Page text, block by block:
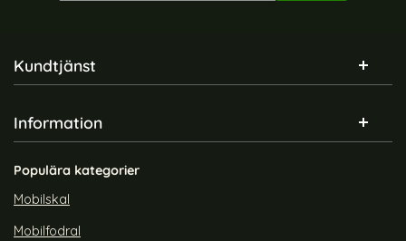
Sidfot Blandad info och länkar
Kundtjänst
Information
Populära kategorier
Mobilskal
Mobilfodral